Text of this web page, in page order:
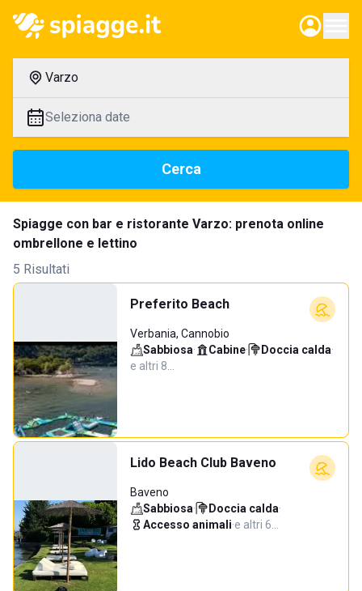
Varzo
Seleziona date
Cerca
Spiagge con bar e ristorante Varzo: prenota online
ombrellone e lettino
5 Risultati
Preferito Beach
Verbania, Cannobio
Sabbiosa· Cabine· Doccia calda·
e altri 8…
Lido Beach Club Baveno
Baveno
Sabbiosa· Doccia calda·
Accesso animali·e altri 6…